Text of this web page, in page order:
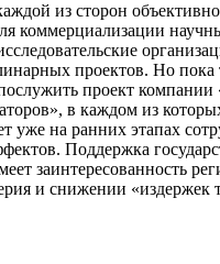
из сторон
коммерциализации
проектов. Но пока
проект
в каждом из
уже на ранних этапах
Поддержка
заинтересованность
и снижении «издержек